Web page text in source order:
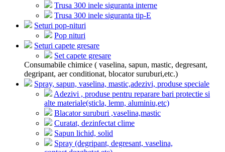
Trusa 300 inele siguranta interne
Trusa 300 inele siguranta tip-E
Seturi pop-nituri
Pop nituri
Seturi capete gresare
Set capete gresare
Consumabile chimice ( vaselina, sapun, mastic, degresant,
degripant, aer conditionat, blocator suruburi,etc.)
Spray, sapun, vaselina, mastic,adezivi, produse speciale
Adezivi , produse pentru reparare bari protectie si
alte materiale(sticla, lemn, aluminiu,etc)
Blacator suruburi ,vaselina,mastic
Curatat, dezinfectat clime
Sapun lichid, solid
Spray (degripant, degresant, vaselina,